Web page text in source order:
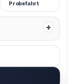
Probefahrt
+